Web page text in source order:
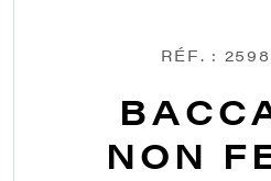
RÉF. :
NON